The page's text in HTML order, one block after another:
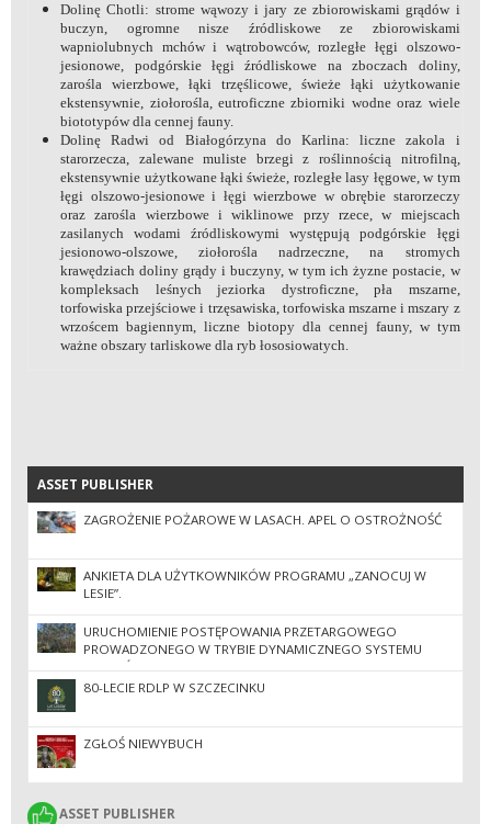
Dolinę Chotli: strome wąwozy i jary ze zbiorowiskami grądów i
buczyn, ogromne nisze źródliskowe ze zbiorowiskami
wapniolubnych mchów i wątrobowców, rozległe łęgi olszowo-
jesionowe, podgórskie łęgi źródliskowe na zboczach doliny,
zarośla wierzbowe, łąki trzęślicowe, świeże łąki użytkowanie
ekstensywnie, ziołorośla, eutroficzne zbiorniki wodne oraz wiele
biototypów dla cennej fauny.
Dolinę Radwi od Białogórzyna do Karlina: liczne zakola i
starorzecza, zalewane muliste brzegi z roślinnością nitrofilną,
ekstensywnie użytkowane łąki świeże, rozległe lasy łęgowe, w tym
łęgi olszowo-jesionowe i łęgi wierzbowe w obrębie starorzeczy
oraz zarośla wierzbowe i wiklinowe przy rzece, w miejscach
zasilanych wodami źródliskowymi występują podgórskie łęgi
jesionowo-olszowe, ziołorośla nadrzeczne, na stromych
krawędziach doliny grądy i buczyny, w tym ich żyzne postacie, w
kompleksach leśnych jeziorka dystroficzne, pła mszarne,
torfowiska przejściowe i trzęsawiska, torfowiska mszarne i mszary z
wrzoścem bagiennym, liczne biotopy dla cennej fauny, w tym
ważne obszary tarliskowe dla ryb łososiowatych.
ASSET PUBLISHER
ASSET PUBLISHER
ZAGROŻENIE POŻAROWE W LASACH. APEL O OSTROŻNOŚĆ
ANKIETA DLA UŻYTKOWNIKÓW PROGRAMU „ZANOCUJ W
LESIE”.
URUCHOMIENIE POSTĘPOWANIA PRZETARGOWEGO
PROWADZONEGO W TRYBIE DYNAMICZNEGO SYSTEMU
ZAKUPÓW PN. WYKONYWANIE USŁUG Z ZAKRESU
GOSPODARKI LEŚNEJ NA TERENIE NADLEŚNICTW
80-LECIE RDLP W SZCZECINKU
ZGŁOŚ NIEWYBUCH
ASSET PUBLISHER
ASSET PUBLISHER